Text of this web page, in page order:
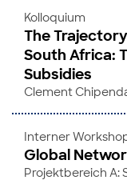
Kolloquium
The
South Africa:
Subsidies
Clement
Interner
Global
Projektbereich A: